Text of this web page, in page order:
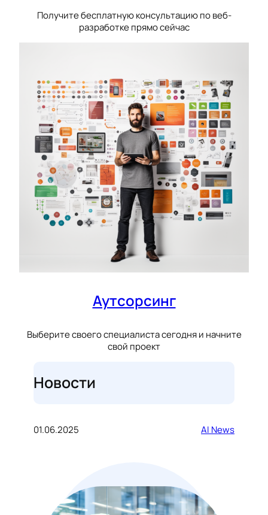
Получите бесплатную консультацию по веб-
разработке прямо сейчас
Аутсорсинг
Выберите своего специалиста сегодня и начните
свой проект
Новости
01.06.2025 AI News